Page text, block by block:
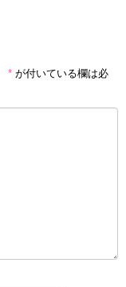
* が付いている欄は必